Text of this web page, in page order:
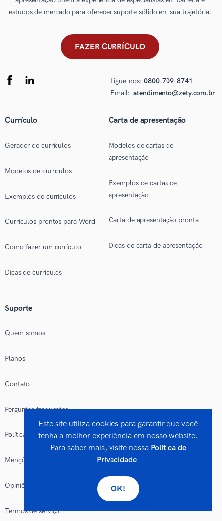
estudos de mercado para oferecer suporte sólido em sua trajetória.
FAZER CURRÍCULO
Ligue-nos: 0800-709-8741
Email: atendimento@zety.com.br
Currículo
Gerador de currículos
Modelos de currículos
Exemplos de currículos
Currículos prontos para Word
Como fazer um currículo
Dicas de currículos
Carta de apresentação
Modelos de cartas de
apresentação
Exemplos de cartas de
apresentação
Carta de apresentação pronta
Dicas de carta de apresentação
Suporte
Quem somos
Planos
Contato
Perguntas frequentes
Política Editorial
Menções na mídia
Opiniões e comentários
Termos de serviço
Este site utiliza cookies para garantir que você
tenha a melhor experiência em nosso website.
Para saber mais, visite nossa Política de
Privacidade.
OK!